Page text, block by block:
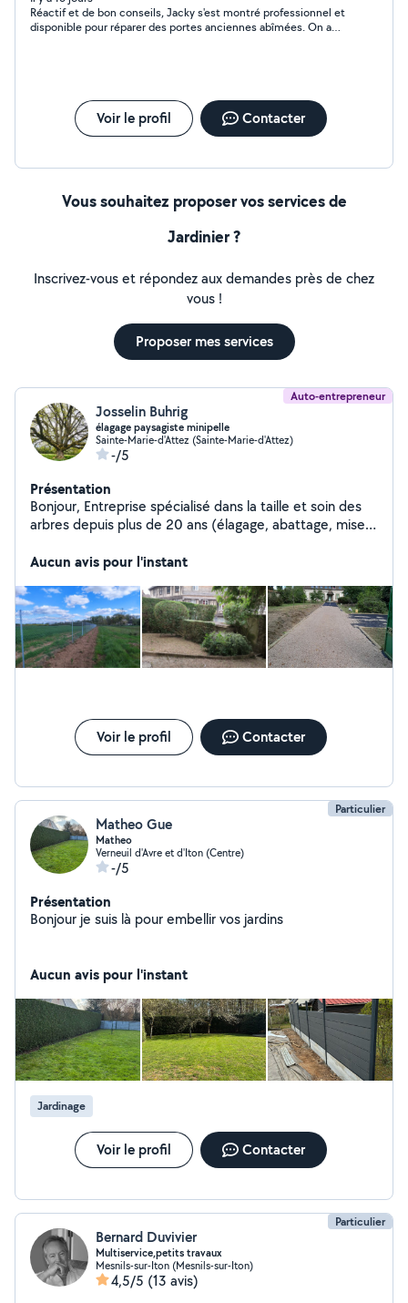
Réactif et de bon conseils, Jacky s'est montré professionnel et
disponible pour réparer des portes anciennes abîmées. On a
Voir le profil Contacter
Vous souhaitez proposer vos services de
Jardinier ?
Inscrivez-vous et répondez aux demandes près de chez
vous !
Proposer mes services
Auto-entrepreneur
Josselin Buhrig
élagage paysagiste minipelle
Sainte-Marie-d'Attez (Sainte-Marie-d'Attez)
-/5
Présentation
Bonjour, Entreprise spécialisé dans la taille et soin des
arbres depuis plus de 20 ans (élagage, abattage, mise
dernières année dans tous le travaux de création et
de clôture, de portail, de portillons et tous travaux de
mini pelle. la tonte; la taille de tous les végétaux (haie,
arbuste, arbre...) et l'entretien en règle général est
parfaite maitrisé. Le travail est toujours sérieux et de
qualité.
Aucun avis pour l'instant
Voir le profil Contacter
Particulier
Matheo Gue
Matheo
Verneuil d'Avre et d'Iton (Centre)
-/5
Présentation
Bonjour je suis là pour embellir vos jardins
Aucun avis pour l'instant
Jardinage
Voir le profil Contacter
Particulier
Bernard Duvivier
Multiservice,petits travaux
Mesnils-sur-Iton (Mesnils-sur-Iton)
4,5/5 (13 avis)